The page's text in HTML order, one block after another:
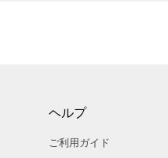
ヘルプ
ご利用ガイド